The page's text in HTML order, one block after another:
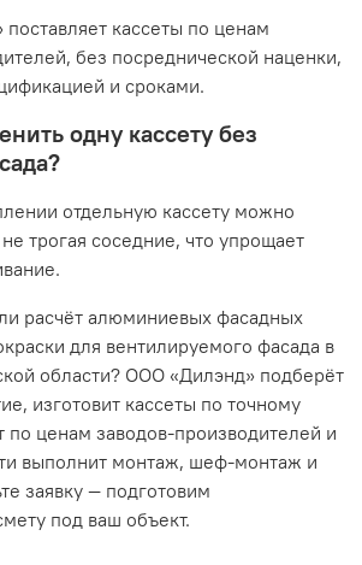
кассеты по ценам
без посреднической наценки,
и сроками.
одну кассету без
отдельную кассету можно
трогая соседние, что упрощает
расчёт алюминиевых фасадных
для вентилируемого фасада в
области? ООО «Дилэнд» подберёт
изготовит кассеты по точному
по ценам заводов-производителей и
выполнит монтаж, шеф-монтаж и
заявку — подготовим
под ваш объект.